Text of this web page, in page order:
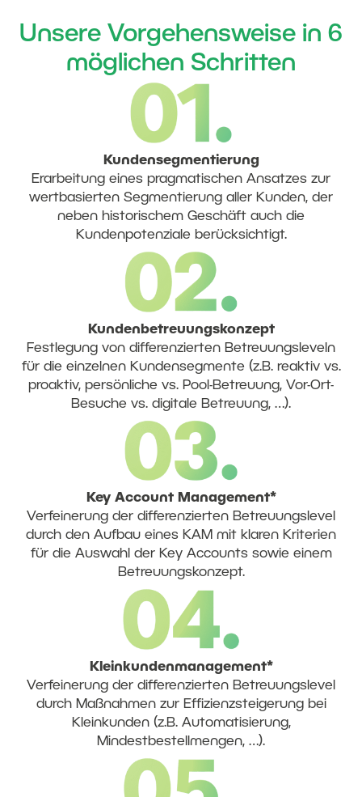
Unsere Vorgehensweise in 6
möglichen Schritten
Kundensegmentierung
Erarbeitung eines pragmatischen Ansatzes zur
wertbasierten Segmentierung aller Kunden, der
neben historischem Geschäft auch die
Kundenpotenziale berücksichtigt.
Kundenbetreuungskonzept
Festlegung von differenzierten Betreuungsleveln
für die einzelnen Kundensegmente (z.B. reaktiv vs.
proaktiv, persönliche vs. Pool-Betreuung, Vor-Ort-
Besuche vs. digitale Betreuung, …).
Key Account Management*
Verfeinerung der differenzierten Betreuungslevel
durch den Aufbau eines KAM mit klaren Kriterien
für die Auswahl der Key Accounts sowie einem
Betreuungskonzept.
Kleinkundenmanagement*
Verfeinerung der differenzierten Betreuungslevel
durch Maßnahmen zur Effizienzsteigerung bei
Kleinkunden (z.B. Automatisierung,
Mindestbestellmengen, …).